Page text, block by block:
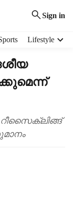
Sign in
Lifestyle